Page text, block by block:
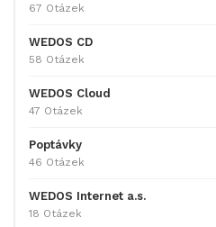
67 Otázek
WEDOS CD
58 Otázek
WEDOS Cloud
47 Otázek
Poptávky
46 Otázek
WEDOS Internet a.s.
18 Otázek